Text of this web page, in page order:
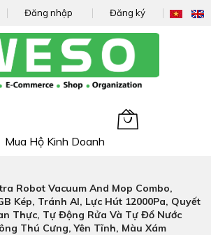
Đăng nhập Đăng ký
Mua Hộ Kinh Doanh
Robot Vacuum And Mop Combo,
Kép, Tránh AI, Lực Hút 12000Pa, Quyết
Thực, Tự Động Rửa Và Tự Đổ Nước
Thú Cưng, Yên Tĩnh, Màu Xám